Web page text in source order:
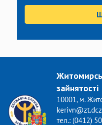
зайнятості
10001, м.
тел.: (0412)